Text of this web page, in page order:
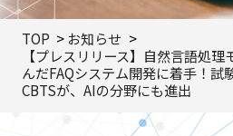
TOP
お知らせ
【プレスリリース】自然言語処
んだFAQシステム開発に着手！試
CBTSが、AIの分野にも進出